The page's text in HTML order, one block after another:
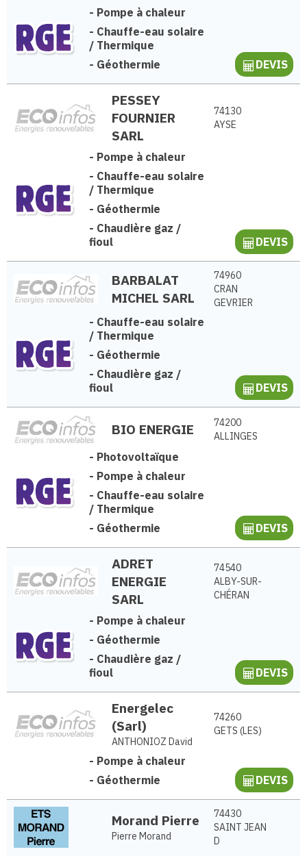
- Pompe à chaleur
- Chauffe-eau solaire
/ Thermique
- Géothermie DEVIS
PESSEY
FOURNIER
SARL
74130
AYSE
- Pompe à chaleur
- Chauffe-eau solaire
/ Thermique
- Géothermie
- Chaudière gaz /
fioul
DEVIS
BARBALAT
MICHEL SARL
74960
CRAN
GEVRIER
- Chauffe-eau solaire
/ Thermique
- Géothermie
- Chaudière gaz /
fioul
DEVIS
BIO ENERGIE
74200
ALLINGES
- Photovoltaïque
- Pompe à chaleur
- Chauffe-eau solaire
/ Thermique
- Géothermie DEVIS
ADRET
ENERGIE
SARL
74540
ALBY-SUR-
CHÉRAN
- Pompe à chaleur
- Géothermie
- Chaudière gaz /
fioul
DEVIS
Energelec
(Sarl)
ANTHONIOZ David
74260
GETS (LES)
- Pompe à chaleur
- Géothermie DEVIS
Morand Pierre
Pierre Morand
74430
SAINT JEAN
D